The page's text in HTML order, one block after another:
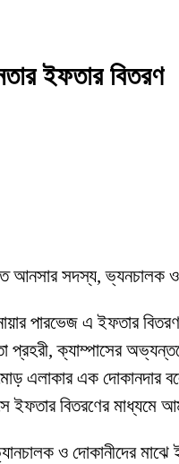
ইফতার বিতরণ
আনসার সদস্য, ভ্যনচালক
পারভেজ এ ইফতার
ক্যাম্পাসের
এলাকার এক
বিতরণের মাধ্যমে
ও দোকানীদের